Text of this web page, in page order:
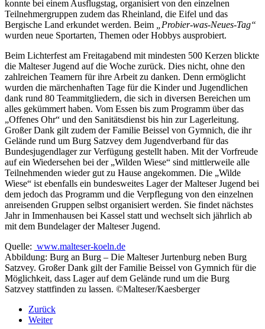
konnte bei einem Ausflugstag, organisiert von den einzelnen
Teilnehmergruppen zudem das Rheinland, die Eifel und das
Bergische Land erkundet werden. Beim
„Probier-was-Neues-Tag“
wurden neue Sportarten, Themen oder Hobbys ausprobiert.
Beim Lichterfest am Freitagabend mit mindesten 500 Kerzen blickte
die Malteser Jugend auf die Woche zurück. Dies nicht, ohne den
zahlreichen Teamern für ihre Arbeit zu danken. Denn ermöglicht
wurden die märchenhaften Tage für die Kinder und Jugendlichen
dank rund 80 Teammitgliedern, die sich in diversen Bereichen um
alles gekümmert haben. Vom Essen bis zum Programm über das
„Offenes Ohr“ und den Sanitätsdienst bis hin zur Lagerleitung.
Großer Dank gilt zudem der Familie Beissel von Gymnich, die ihr
Gelände rund um Burg Satzvey dem Jugendverband für das
Bundesjugendlager zur Verfügung gestellt haben. Mit der Vorfreude
auf ein Wiedersehen bei der „Wilden Wiese“ sind mittlerweile alle
Teilnehmenden wieder gut zu Hause angekommen. Die „Wilde
Wiese“ ist ebenfalls ein bundesweites Lager der Malteser Jugend bei
dem jedoch das Programm und die Verpflegung von den einzelnen
anreisenden Gruppen selbst organisiert werden. Sie findet nächstes
Jahr in Immenhausen bei Kassel statt und wechselt sich jährlich ab
mit dem Bundelager der Malteser Jugend.
Quelle: www.malteser-koeln.de
Abbildung: Burg an Burg – Die Malteser Jurtenburg neben Burg
Satzvey. Großer Dank gilt der Familie Beissel von Gymnich für die
Möglichkeit, dass Lager auf dem Gelände rund um die Burg
Satzvey stattfinden zu lassen. ©Malteser/Kaesberger
Zurück
Weiter